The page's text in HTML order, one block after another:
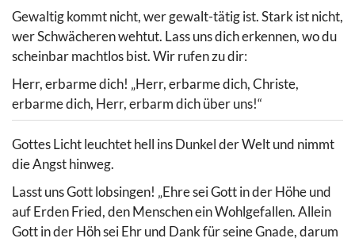
Gewaltig kommt nicht, wer gewalt-tätig ist. Stark ist nicht,
wer Schwächeren wehtut. Lass uns dich erkennen, wo du
scheinbar machtlos bist. Wir rufen zu dir:
Herr, erbarme dich! „Herr, erbarme dich, Christe,
erbarme dich, Herr, erbarm dich über uns!“
Gottes Licht leuchtet hell ins Dunkel der Welt und nimmt
die Angst hinweg.
Lasst uns Gott lobsingen! „Ehre sei Gott in der Höhe und
auf Erden Fried, den Menschen ein Wohlgefallen. Allein
Gott in der Höh sei Ehr und Dank für seine Gnade, darum